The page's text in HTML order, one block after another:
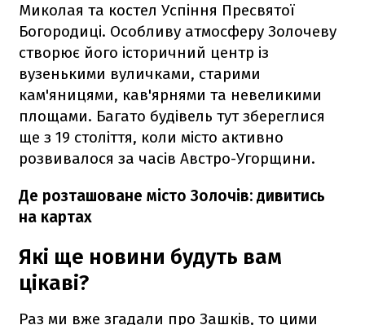
Миколая та костел Успіння Пресвятої
Богородиці. Особливу атмосферу Золочеву
створює його історичний центр із
вузенькими вуличками, старими
кам'яницями, кав'ярнями та невеликими
площами. Багато будівель тут збереглися
ще з 19 століття, коли місто активно
розвивалося за часів Австро-Угорщини.
Де розташоване місто Золочів: дивитись
на картах
Які ще новини будуть вам
цікаві?
Раз ми вже згадали про Зашків, то цими